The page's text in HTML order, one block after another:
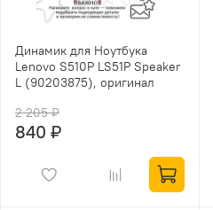
Динамик для Ноутбука
Lenovo S510P LS51P Speaker
L (90203875), оригинал
2 205 ₽
840 ₽